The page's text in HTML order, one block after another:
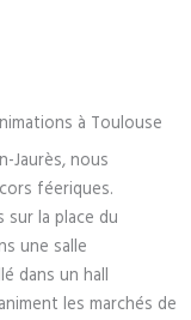
à Toulouse
Jaurès, nous
féeriques.
sur la place du
une salle
dans un hall
les marchés de